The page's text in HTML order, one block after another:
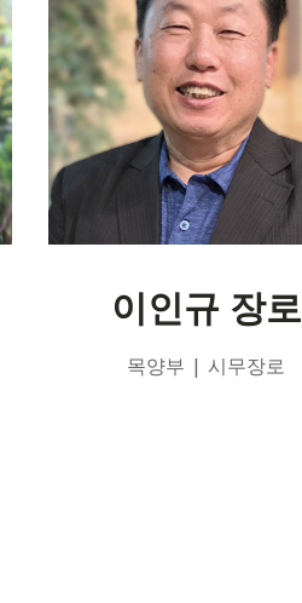
이인규 장로
목양부 | 시무장로